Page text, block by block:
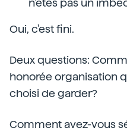
n'êtes pas un
Oui, c'est fini.
Deux questions:
honorée organisation
choisi de garder?
Comment avez-vous